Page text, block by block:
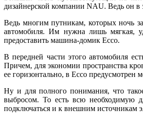
дизайнерской компании NAU. Ведь он
Ведь многим путникам, которых ночь
автомобиля. Им нужна лишь мягкая,
предоставить машина-домик Ecco.
В передней части этого автомобиля
Причем, для экономии пространства
ее горизонтально, в Ecco предусмотрен
Ну и для полного понимания, что
выбросом. То есть всю необходимую
подключаться и к внешним источникам